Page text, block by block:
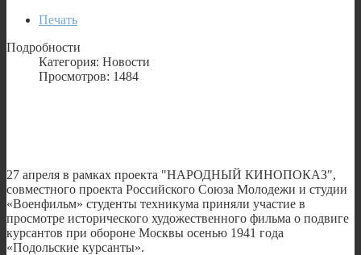
Печать
Подробности
Категория: Новости
Просмотров: 1484
27 апреля в рамках проекта "НАРОДНЫЙ КИНОПОКАЗ",
совместного проекта Российского Союза Молодежи и студии
«Военфильм» студенты техникума приняли участие в
просмотре исторического художественного фильма о подвиге
курсантов при обороне Москвы осенью 1941 года
«Подольские курсанты».